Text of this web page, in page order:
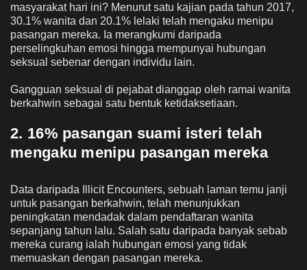
masyarakat hari ini? Menurut satu kajian pada tahun 2017,
30.1% wanita dan 20.1% lelaki telah mengaku menipu
pasangan mereka. Ia merangkumi daripada
perselingkuhan emosi hingga mempunyai hubungan
seksual sebenar dengan individu lain.
Gangguan seksual di pejabat dianggap oleh ramai wanita
berkahwin sebagai satu bentuk ketidaksetiaan.
2. 16% pasangan suami isteri telah
mengaku menipu pasangan mereka
Data daripada Illicit Encounters, sebuah laman temu janji
untuk pasangan berkahwin, telah menunjukkan
peningkatan mendadak dalam pendaftaran wanita
sepanjang tahun lalu. Salah satu daripada banyak sebab
mereka curang ialah hubungan emosi yang tidak
memuaskan dengan pasangan mereka.